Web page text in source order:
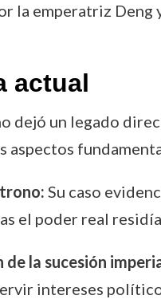
la emperatriz Deng
actual
dejó un legado
aspectos
Su caso
el poder real
de la sucesión
intereses